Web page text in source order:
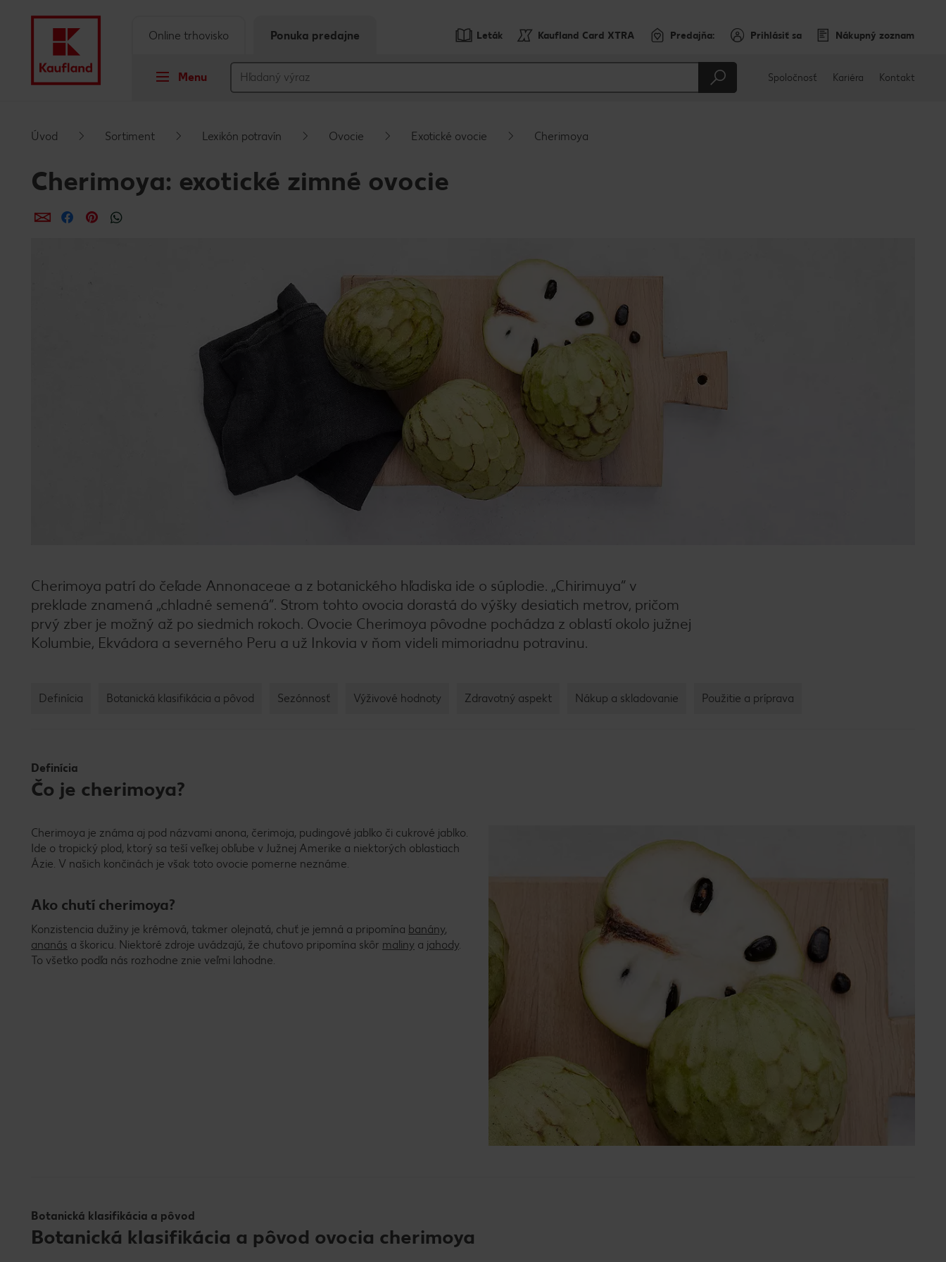
Leták Kaufland Card XTRA Predajňa: Prihlásiť sa Nákupný zoznam
Menu
Online trhovisko Ponuka predajne
Spoločnosť Kariéra Kontakt
Úvod Sortiment Lexikón potravín Ovocie Exotické ovocie Cherimoya
Cherimoya: exotické zimné ovocie
ZdieľaťZdieľaťZdieľať
Cherimoya patrí do čeľade Annonaceae a z botanického hľadiska ide o súplodie. „Chirimuya“ v
preklade znamená „chladné semená“. Strom tohto ovocia dorastá do výšky desiatich metrov, pričom
prvý zber je možný až po siedmich rokoch. Ovocie Cherimoya pôvodne pochádza z oblastí okolo južnej
Kolumbie, Ekvádora a severného Peru a už Inkovia v ňom videli mimoriadnu potravinu.
Definícia Botanická klasifikácia a pôvod Sezónnosť Výživové hodnoty Zdravotný aspekt Nákup a skladovanie Použitie a príprava
Definícia
Čo je cherimoya?
Cherimoya je známa aj pod názvami anona, čerimoja, pudingové jablko či cukrové jablko.
Ide o tropický plod, ktorý sa teší veľkej obľube v Južnej Amerike a niektorých oblastiach
Ázie. V našich končinách je však toto ovocie pomerne neznáme.
Ako chutí cherimoya?
Konzistencia dužiny je krémová, takmer olejnatá, chuť je jemná a pripomína banány,
ananás a škoricu. Niektoré zdroje uvádzajú, že chuťovo pripomína skôr maliny a jahody.
To všetko podľa nás rozhodne znie veľmi lahodne.
Botanická klasifikácia a pôvod
Botanická klasifikácia a pôvod ovocia cherimoya